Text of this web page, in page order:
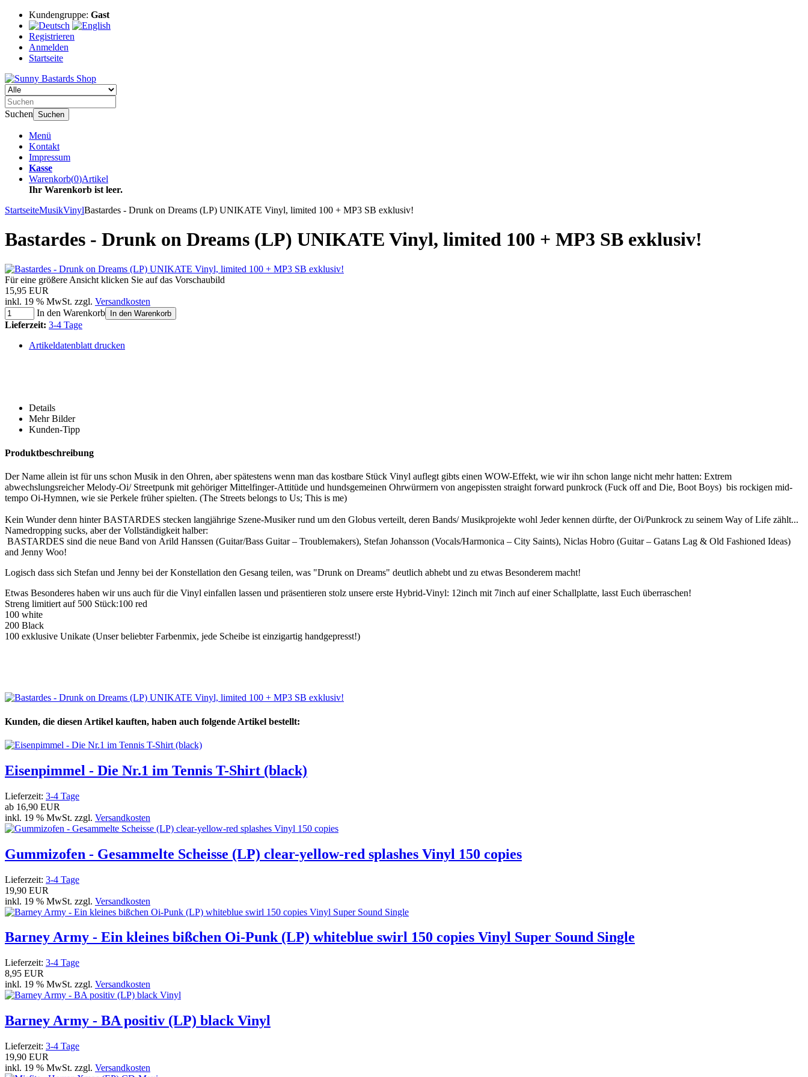
Kundengruppe: Gast
Registrieren
Anmelden
Startseite
Suchen Suchen
Menü
Kontakt
Impressum
Kasse
Warenkorb(0)Artikel
Ihr Warenkorb ist leer.
StartseiteMusikVinylBastardes - Drunk on Dreams (LP) UNIKATE Vinyl, limited 100 + MP3 SB exklusiv!
Bastardes - Drunk on Dreams (LP) UNIKATE Vinyl, limited 100 + MP3 SB exklusiv!
Für eine größere Ansicht klicken Sie auf das Vorschaubild
15,95 EUR
inkl. 19 % MwSt. zzgl. Versandkosten
In den Warenkorb
In den Warenkorb
Lieferzeit: 3-4 Tage
Artikeldatenblatt drucken
Details
Mehr Bilder
Kunden-Tipp
Produktbeschreibung
Der Name allein ist für uns schon Musik in den Ohren, aber spätestens wenn man das kostbare Stück Vinyl auflegt gibts einen WOW-Effekt, wie wir ihn schon lange nicht mehr hatten: Extrem
abwechslungsreicher Melody-Oi/ Streetpunk mit gehöriger Mittelfinger-Attitüde und hundsgemeinen Ohrwürmern von angepissten straight forward punkrock (Fuck off and Die, Boot Boys) bis rockigen mid-
tempo Oi-Hymnen, wie sie Perkele früher spielten. (The Streets belongs to Us; This is me)
Kein Wunder denn hinter BASTARDES stecken langjährige Szene-Musiker rund um den Globus verteilt, deren Bands/ Musikprojekte wohl Jeder kennen dürfte, der Oi/Punkrock zu seinem Way of Life zählt...
Namedropping sucks, aber der Vollständigkeit halber:
BASTARDES sind die neue Band von Arild Hanssen (Guitar/Bass Guitar ­– Troublemakers), Stefan Johansson (Vocals/Harmonica – City Saints), Niclas Hobro (Guitar – Gatans Lag & Old Fashioned Ideas)
and Jenny Woo!
Logisch dass sich Stefan und Jenny bei der Konstellation den Gesang teilen, was "Drunk on Dreams" deutlich abhebt und zu etwas Besonderem macht!
Etwas Besonderes haben wir uns auch für die Vinyl einfallen lassen und präsentieren stolz unsere erste Hybrid-Vinyl: 12inch mit 7inch auf einer Schallplatte, lasst Euch überraschen!
Streng limitiert auf 500 Stück:100 red
100 white
200 Black
100 exklusive Unikate (Unser beliebter Farbenmix, jede Scheibe ist einzigartig handgepresst!)
Kunden, die diesen Artikel kauften, haben auch folgende Artikel bestellt:
Eisenpimmel - Die Nr.1 im Tennis T-Shirt (black)
Lieferzeit: 3-4 Tage
ab 16,90 EUR
inkl. 19 % MwSt. zzgl. Versandkosten
Gummizofen - Gesammelte Scheisse (LP) clear-yellow-red splashes Vinyl 150 copies
Lieferzeit: 3-4 Tage
19,90 EUR
inkl. 19 % MwSt. zzgl. Versandkosten
Barney Army - Ein kleines bißchen Oi-Punk (LP) whiteblue swirl 150 copies Vinyl Super Sound Single
Lieferzeit: 3-4 Tage
8,95 EUR
inkl. 19 % MwSt. zzgl. Versandkosten
Barney Army - BA positiv (LP) black Vinyl
Lieferzeit: 3-4 Tage
19,90 EUR
inkl. 19 % MwSt. zzgl. Versandkosten